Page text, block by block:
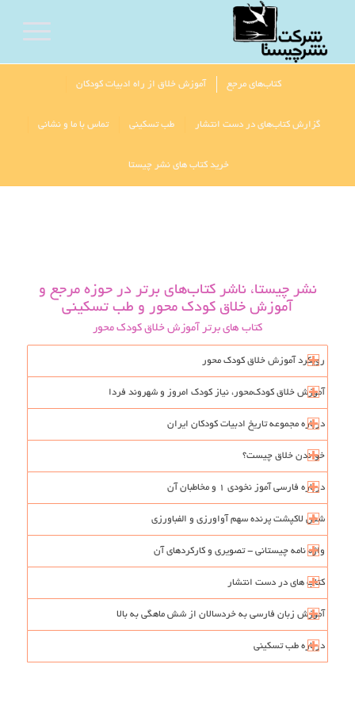
کتاب‌های مرجع آموزش خلاق از راه ادبیات کودکان
گزارش کتاب‌های در دست انتشار طب تسکینی تماس با ما و نشانی
خرید کتاب های نشر چیستا
نشر چیستا، ناشر کتاب‌های برتر در حوزه مرجع و
آموزش خلاق کودک محور و طب تسکینی
کتاب های برتر آموزش خلاق کودک محور
رویکرد آموزش خلاق کودک محور
آموزش خلاق کودک‌محور، نیاز کودک امروز و شهروند فردا
درباره مجموعه تاریخ ادبیات کودکان ایران
خواندن خلاق چیست؟
درباره فارسی آموز نخودی 1 و مخاطبان آن
شش لاکپشت پرنده سهم آواورزی و الفباورزی
واژه نامه چیستانی - تصویری و کارکردهای آن
کتاب های در دست انتشار
آموزش زبان فارسی به خردسالان از شش ماهگی به بالا
درباره طب تسکینی